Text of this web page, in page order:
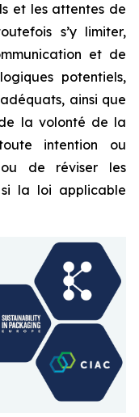
et les attentes de
s’y limiter,
et de
potentiels,
ainsi que
la volonté de la
intention ou
de réviser les
la loi applicable